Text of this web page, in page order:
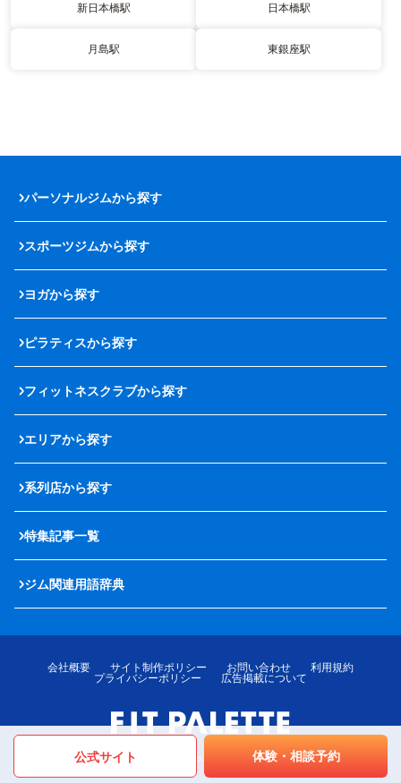
新日本橋駅 日本橋駅
月島駅 東銀座駅
公式サイト 体験・相談予約
パーソナルジムから探す
スポーツジムから探す
ヨガから探す
ピラティスから探す
フィットネスクラブから探す
エリアから探す
系列店から探す
特集記事一覧
ジム関連用語辞典
会社概要 サイト制作ポリシー お問い合わせ
利用規約
プライバシーポリシー
広告掲載について
© LOTTE MediPalette Co.,Ltd. All rights reserved.